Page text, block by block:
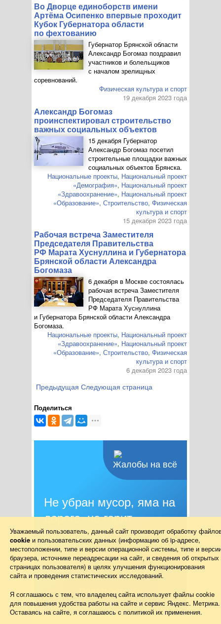
Во Дворце единоборств имени
Артёма Осипенко впервые проходит
Кубок Губернатора области
по фехтованию
Губернатор Брянской области
Александр Богомаз поздравил
участников и болельщиков
с началом зрелищных
соревнований.
Физическая культура и спорт
19 декабря 2023 года
Александр Богомаз
проинспектировал строительство
важных социальных объектов
15 декабря Губернатор
Александр Богомаз посетил
строительные площадки важных
социальных объектов Брянска.
Национальные проекты, Национальный проект
«Демография», Национальный проект
«Здравоохранение», Национальный проект
«Образование», Строительство, Физическая
культура и спорт
15 декабря 2023 года
Рабочая встреча Заместителя
Председателя Правительства
РФ Марата Хуснуллина и Губернатора
Брянской области Александра
Богомаза
6 декабря в Москве состоялась
рабочая встреча Заместителя
Председателя Правительства
РФ Марата Хуснуллина
и Губернатора Брянской области Александра
Богомаза.
Национальные проекты, Национальный проект
«Здравоохранение», Национальный проект
«Образование», Строительство, Физическая
культура и спорт
6 декабря 2023 года
Предыдущая Следующая страница
Поделиться
Жалобы на всё
Не убран мусор, яма на
дороге, не горит
фонарь?
Столкнулись с проблемой — сообщите о
ней!
Подать жалобу
Уважаемый пользователь, данный сайт производит обработку
cookie и пользовательских данных (информацию об ip-адресе,
местоположении, типе и версии операционной системы, типе и
браузера, источнике переадресации на сайт, и сведения об открытых
страницах пользователя) в целях улучшения функционирования
сайта и проведения статистических исследований.
Я соглашаюсь с тем, что владелец сайта использует файлы cookie
для повышения удобства работы на сайте и сервис Яндекс. Метрика.
Оставаясь на сайте, я соглашаюсь с политикой их применения.